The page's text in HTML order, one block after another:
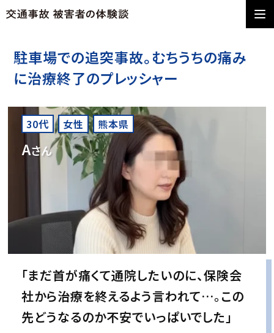
駐車場での追突事故。むちうちの痛み
に治療終了のプレッシャー
30代 女性 熊本県
Aさん
「まだ首が痛くて通院したいのに、保険会
社から治療を終えるよう言われて…。この
先どうなるのか不安でいっぱいでした」